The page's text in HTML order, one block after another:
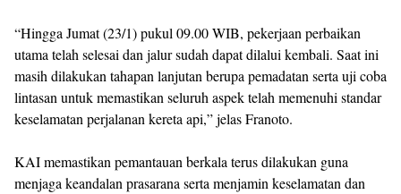
“Hingga Jumat (23/1) pukul 09.00 WIB, pekerjaan perbaikan
utama telah selesai dan jalur sudah dapat dilalui kembali. Saat ini
masih dilakukan tahapan lanjutan berupa pemadatan serta uji coba
lintasan untuk memastikan seluruh aspek telah memenuhi standar
keselamatan perjalanan kereta api,” jelas Franoto.
KAI memastikan pemantauan berkala terus dilakukan guna
menjaga keandalan prasarana serta menjamin keselamatan dan